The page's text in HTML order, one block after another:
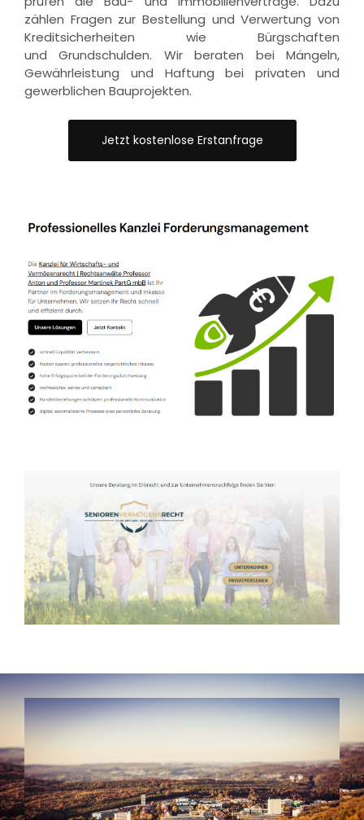
zählen Fragen zur Bestellung und Verwertung von
Kreditsicherheiten wie Bürgschaften
und Grundschulden. Wir beraten bei Mängeln,
Gewährleistung und Haftung bei privaten und
gewerblichen Bauprojekten.
Jetzt kostenlose Erstanfrage